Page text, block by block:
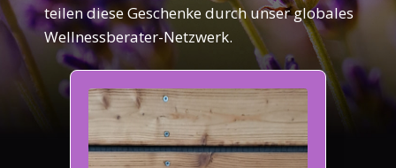
teilen diese Geschenke durch unser globales
Wellnessberater-Netzwerk.